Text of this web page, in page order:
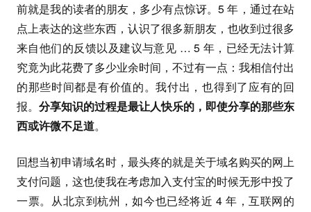
前就是我的读者的朋友，多少有点惊讶。5 年，通过在站
点上表达的这些东西，认识了很多新朋友，也收到过很多
来自他们的反馈以及建议与意见 … 5 年，已经无法计算
究竟为此花费了多少业余时间，不过有一点：我相信付出
的那些时间都是有价值的。我付出，也得到了应有的回
报。 分享知识的过程是最让人快乐的，即使分享的那些东
西或许微不足道。
回想当初申请域名时，最头疼的就是关于域名购买的网上
支付问题，这也使我在考虑加入支付宝的时候无形中投了
一票。从北京到杭州，如今也已经将近 4 年，互联网的